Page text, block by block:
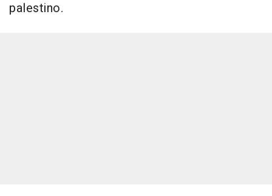
palestino.